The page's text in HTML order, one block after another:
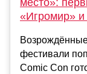
место»:
«Игромир»
фестивали
Comic Сon